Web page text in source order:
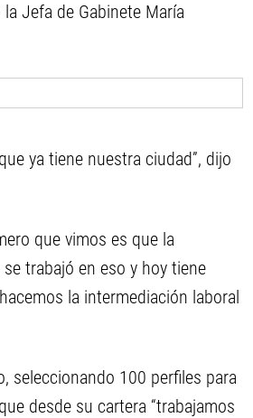
Jefa de Gabinete María
ya tiene nuestra ciudad”, dijo
que vimos es que la
trabajó en eso y hoy tiene
la intermediación laboral
seleccionando 100 perfiles para
desde su cartera “trabajamos